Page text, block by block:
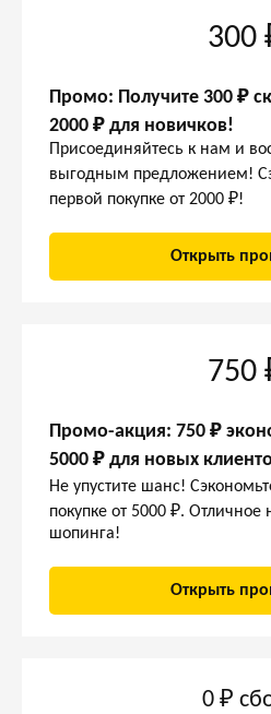
300
Промо: Получите 300 ₽
2000 ₽ для новичков!
Присоединяйтесь к нам и
выгодным предложением!
первой покупке от 2000 ₽!
Открыть
750
Промо-акция: 750 ₽
5000 ₽ для новых
Не упустите шанс!
покупке от 5000 ₽.
шопинга!
Открыть
0 ₽